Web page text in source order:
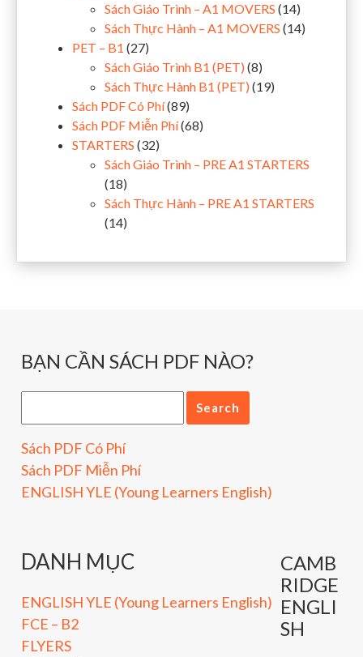
Sách Giáo Trình – A1 MOVERS (14)
Sách Thực Hành – A1 MOVERS (14)
PET – B1 (27)
Sách Giáo Trình B1 (PET) (8)
Sách Thực Hành B1 (PET) (19)
Sách PDF Có Phí(89)
Sách PDF Miễn Phí(68)
STARTERS (32)
Sách Giáo Trình – PRE A1 STARTERS
(18)
Sách Thực Hành – PRE A1 STARTERS
(14)
BẠN CẦN SÁCH PDF NÀO?
Sách PDF Có Phí
Sách PDF Miễn Phí
ENGLISH YLE (Young Learners English)
DANH MỤC
ENGLISH YLE (Young Learners English)
FCE – B2
FLYERS
CAMB
RIDGE
ENGLI
SH